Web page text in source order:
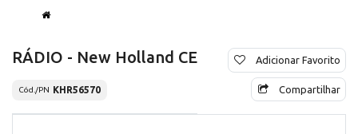
RÁDIO - New Holland CE
Cód./PN KHR56570
Adicionar Favorito
Compartilhar